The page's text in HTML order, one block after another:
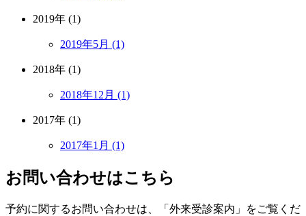
2019年 (1)
2019年5月 (1)
2018年 (1)
2018年12月 (1)
2017年 (1)
2017年1月 (1)
お問い合わせはこちら
予約に関するお問い合わせは、「外来受診案内」をご覧くだ